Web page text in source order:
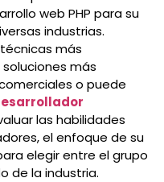
web PHP para su
industrias.
más
más
o puede
las habilidades
el enfoque de su
elegir entre el grupo
de la industria.